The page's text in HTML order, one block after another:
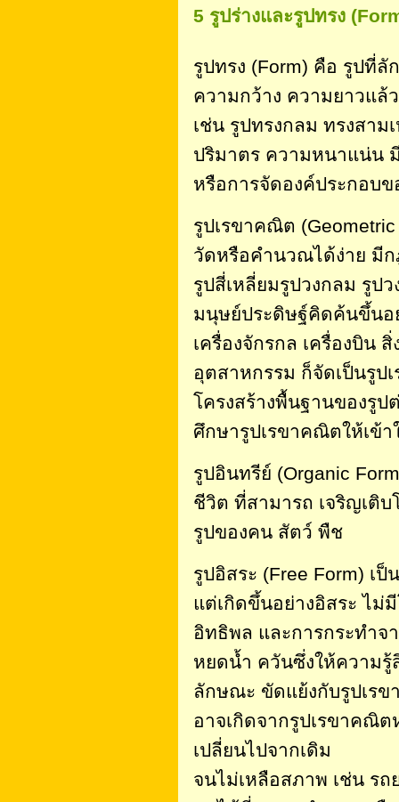
5 รูปร่างและรูปทรง
รูปทรง (Form) คือ รูปที่
ความกว้าง ความยาวแ
เช่น รูปทรงกลม ทรงสาม
ปริมาตร ความหนาแน่น
หรือการจัดองค์ประกอบ
รูปเรขาคณิต
วัดหรือคำนวณได้ง่าย มี
รูปสี่เหลี่ยมรูปวงกลม รูป
มนุษย์ประดิษฐ์คิดค้นขึ้นอ
เครื่องจักรกล เครื่องบิน
อุตสาหกรรม ก็จัดเป็นรูป
โครงสร้างพื้นฐานของรูป
ศึกษารูปเรขาคณิตให้เข้า
รูปอินทรีย์ (Organic
ชีวิต ที่สามารถ เจริญเติบ
รูปของคน สัตว์ พืช
รูปอิสระ (Free Form) เ
แต่เกิดขึ้นอย่างอิสระ ไม่
อิทธิพล และการกระทำจ
หยดน้ำ ควันซึ่งให้ความรู้
ลักษณะ ขัดแย้งกับรูปเร
อาจเกิดจากรูปเรขาคณิ
เปลี่ยนไปจากเดิม
จนไม่เหลือสภาพ เช่น ร